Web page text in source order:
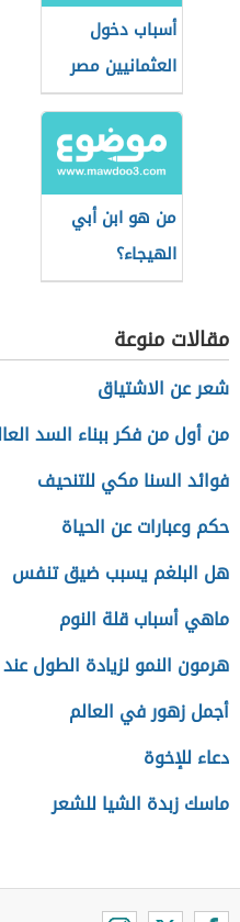
أسباب دخول
العثمانيين مصر
من هو ابن أبي
الهيجاء؟
مقالات منوعة
شعر عن الاشتياق
من أول من فكر ببناء السد
فوائد السنا مكي للتنحيف
حكم وعبارات عن الحياة
هل البلغم يسبب ضيق تنفس
ماهي أسباب قلة النوم
هرمون النمو لزيادة الطول
أجمل زهور في العالم
دعاء للإخوة
ماسك زبدة الشيا للشعر